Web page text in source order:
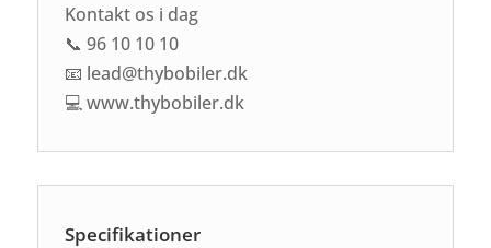
Kontakt os i dag
📞 96 10 10 10
📧 lead@thybobiler.dk
💻 www.thybobiler.dk
Specifikationer